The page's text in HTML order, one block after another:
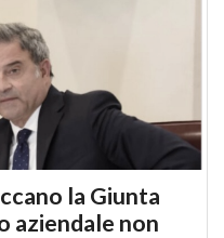
la Giunta
aziendale non